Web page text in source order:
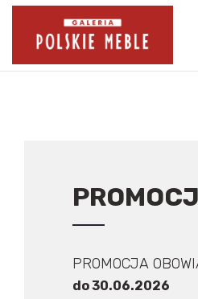
PROMOCJA
do 30.06.2026